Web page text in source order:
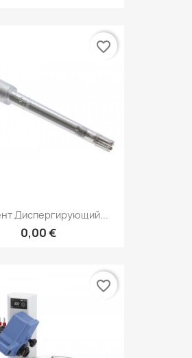
Диспергирующий...
0,00 €
favorite_border
favorite_border